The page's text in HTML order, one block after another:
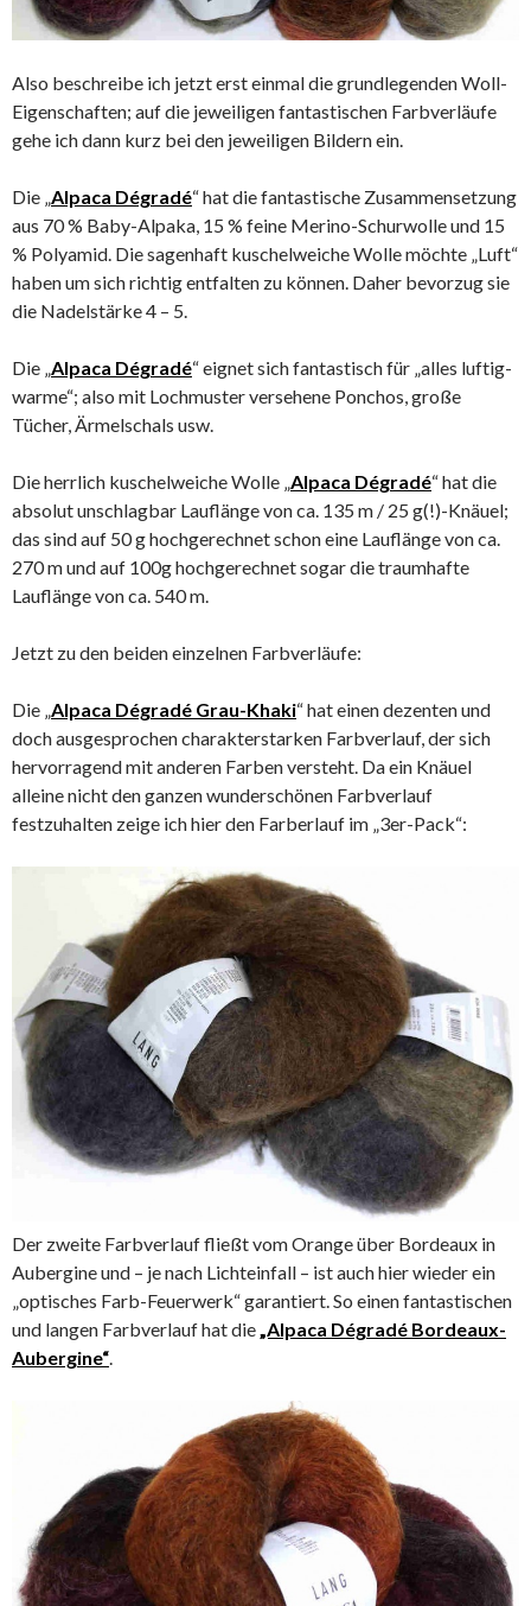
Also beschreibe ich jetzt erst einmal die grundlegenden Woll-
Eigenschaften; auf die jeweiligen fantastischen Farbverläufe
gehe ich dann kurz bei den jeweiligen Bildern ein.
Die „Alpaca Dégradé“ hat die fantastische Zusammensetzung
aus 70 % Baby-Alpaka, 15 % feine Merino-Schurwolle und 15
% Polyamid. Die sagenhaft kuschelweiche Wolle möchte „Luft“
haben um sich richtig entfalten zu können. Daher bevorzug sie
die Nadelstärke 4 – 5.
Die „Alpaca Dégradé“ eignet sich fantastisch für „alles luftig-
warme“; also mit Lochmuster versehene Ponchos, große
Tücher, Ärmelschals usw.
Die herrlich kuschelweiche Wolle „Alpaca Dégradé“ hat die
absolut unschlagbar Lauflänge von ca. 135 m / 25 g(!)-Knäuel;
das sind auf 50 g hochgerechnet schon eine Lauflänge von ca.
270 m und auf 100g hochgerechnet sogar die traumhafte
Lauflänge von ca. 540 m.
Jetzt zu den beiden einzelnen Farbverläufe:
Die „Alpaca Dégradé Grau-Khaki“ hat einen dezenten und
doch ausgesprochen charakterstarken Farbverlauf, der sich
hervorragend mit anderen Farben versteht. Da ein Knäuel
alleine nicht den ganzen wunderschönen Farbverlauf
festzuhalten zeige ich hier den Farberlauf im „3er-Pack“:
Der zweite Farbverlauf fließt vom Orange über Bordeaux in
Aubergine und – je nach Lichteinfall – ist auch hier wieder ein
„optisches Farb-Feuerwerk“ garantiert. So einen fantastischen
und langen Farbverlauf hat die„Alpaca Dégradé Bordeaux-
Aubergine“.